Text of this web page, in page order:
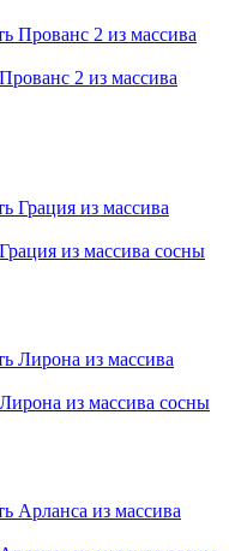
2 из массива
из массива сосны
из массива сосны